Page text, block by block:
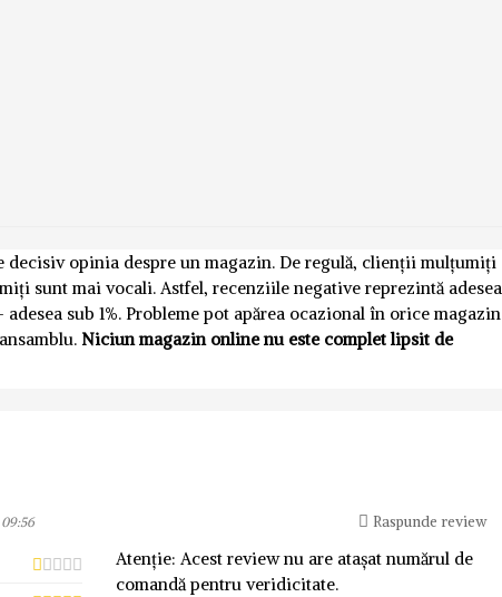
decisiv opinia despre un magazin. De regulă, clienții mulțumiți
sunt mai vocali. Astfel, recenziile negative reprezintă adesea
sub 1%. Probleme pot apărea ocazional în orice magazin
Niciun magazin online nu este complet lipsit de
09:56 Raspunde review
Atenție: Acest review nu are atașat numărul de
comandă pentru veridicitate.